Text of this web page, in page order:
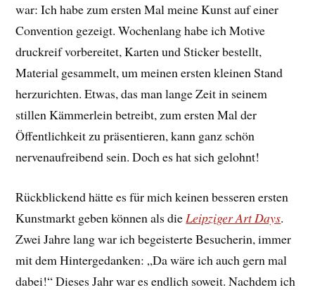
war: Ich habe zum ersten Mal meine Kunst auf einer
Convention gezeigt. Wochenlang habe ich Motive
druckreif vorbereitet, Karten und Sticker bestellt,
Material gesammelt, um meinen ersten kleinen Stand
herzurichten. Etwas, das man lange Zeit in seinem
stillen Kämmerlein betreibt, zum ersten Mal der
Öffentlichkeit zu präsentieren, kann ganz schön
nervenaufreibend sein. Doch es hat sich gelohnt!
Rückblickend hätte es für mich keinen besseren ersten
Kunstmarkt geben können als dieLeipziger Art Days.
Zwei Jahre lang war ich begeisterte Besucherin, immer
mit dem Hintergedanken: „Da wäre ich auch gern mal
dabei!“ Dieses Jahr war es endlich soweit. Nachdem ich